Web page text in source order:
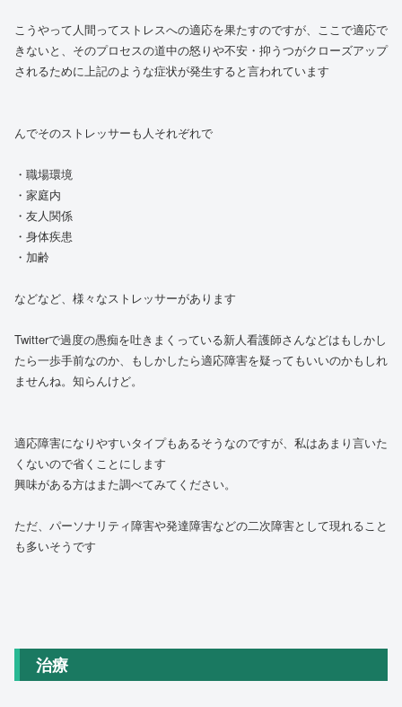
こうやって人間ってストレスへの適応を果たすのですが、ここで適応で
きないと、そのプロセスの道中の怒りや不安・抑うつがクローズアップ
されるために上記のような症状が発生すると言われています
んでそのストレッサーも人それぞれで
・職場環境
・家庭内
・友人関係
・身体疾患
・加齢
などなど、様々なストレッサーがあります
Twitterで過度の愚痴を吐きまくっている新人看護師さんなどはもしかし
たら一歩手前なのか、もしかしたら適応障害を疑ってもいいのかもしれ
ませんね。知らんけど。
適応障害になりやすいタイプもあるそうなのですが、私はあまり言いた
くないので省くことにします
興味がある方はまた調べてみてください。
ただ、パーソナリティ障害や発達障害などの二次障害として現れること
も多いそうです
治療